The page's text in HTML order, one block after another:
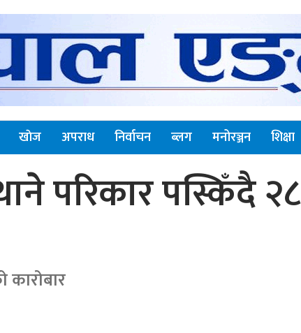
खाेज अपराध निर्वाचन ब्लग मनोरञ्जन शिक्षा
परिकार पस्किँदै २८